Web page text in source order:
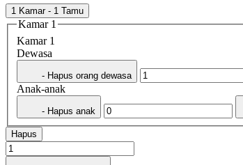
1 Kamar - 1 Tamu
Kamar 1
Kamar 1
Dewasa
- Hapus orang dewasa
Anak-anak
- Hapus anak
Hapus